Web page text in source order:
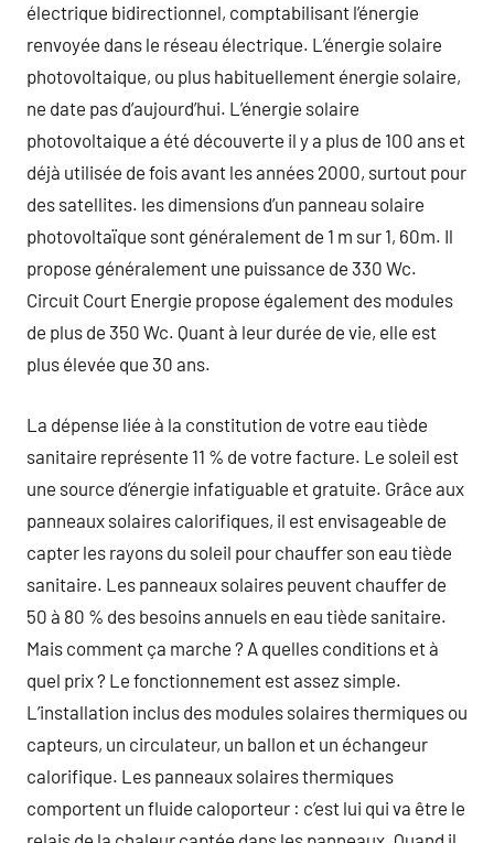
électrique bidirectionnel, comptabilisant l’énergie
renvoyée dans le réseau électrique. L’énergie solaire
photovoltaique, ou plus habituellement énergie solaire,
ne date pas d’aujourd’hui. L’énergie solaire
photovoltaique a été découverte il y a plus de 100 ans et
déjà utilisée de fois avant les années 2000, surtout pour
des satellites. les dimensions d’un panneau solaire
photovoltaïque sont généralement de 1 m sur 1, 60m. Il
propose généralement une puissance de 330 Wc.
Circuit Court Energie propose également des modules
de plus de 350 Wc. Quant à leur durée de vie, elle est
plus élevée que 30 ans.
La dépense liée à la constitution de votre eau tiède
sanitaire représente 11 % de votre facture. Le soleil est
une source d’énergie infatiguable et gratuite. Grâce aux
panneaux solaires calorifiques, il est envisageable de
capter les rayons du soleil pour chauffer son eau tiède
sanitaire. Les panneaux solaires peuvent chauffer de
50 à 80 % des besoins annuels en eau tiède sanitaire.
Mais comment ça marche ? A quelles conditions et à
quel prix ? Le fonctionnement est assez simple.
L’installation inclus des modules solaires thermiques ou
capteurs, un circulateur, un ballon et un échangeur
calorifique. Les panneaux solaires thermiques
comportent un fluide caloporteur : c’est lui qui va être le